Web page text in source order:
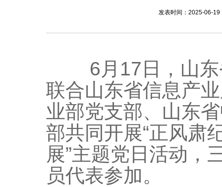
发表时间：2025-06-19
6月17日，山东
联合山东省信息产
业部党支部、山东
部共同开展“正风肃
展”主题党日活动，
员代表参加。